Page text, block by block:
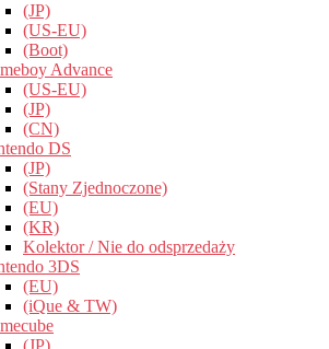
(JP)
(US-EU)
(Boot)
Advance
(US-EU)
(JP)
(CN)
DS
(JP)
(Stany Zjednoczone)
(EU)
(KR)
Kolektor / Nie do odsprzedaży
3DS
(EU)
(iQue & TW)